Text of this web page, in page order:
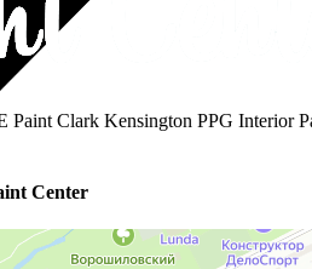
Center
стен и потолков
укрывной грунт
глубокого
затирки
Clark Kensington PPG Interior